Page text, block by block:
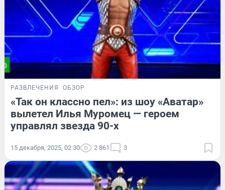
РАЗВЛЕЧЕНИЯ ОБЗОР
«Так он классно пел»: из шоу «Аватар»
вылетел Илья Муромец — героем
управлял звезда 90-х
15 декабря, 2025, 02:30 2 861 3